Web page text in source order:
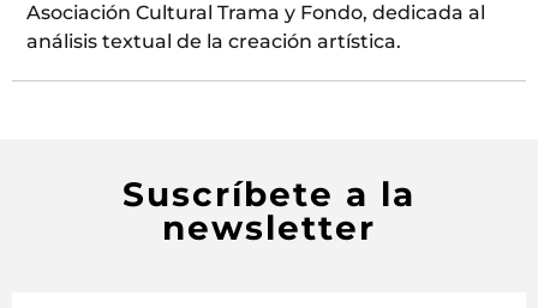
Asociación Cultural Trama y Fondo, dedicada al
análisis textual de la creación artística.
Suscríbete a la
newsletter